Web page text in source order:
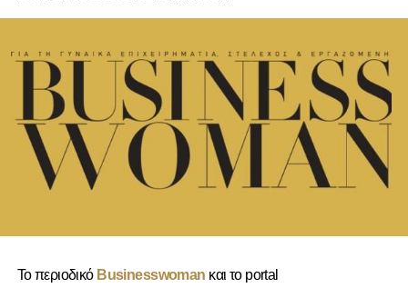
Το περιοδικό Businesswoman και το portal